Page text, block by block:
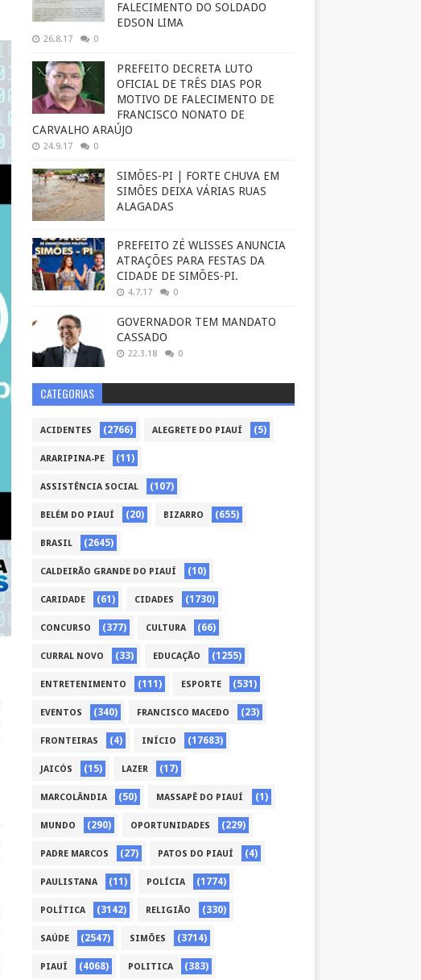
FALECIMENTO DO SOLDADO
EDSON LIMA
26.8.17 0
PREFEITO DECRETA LUTO
OFICIAL DE TRÊS DIAS POR
MOTIVO DE FALECIMENTO DE
FRANCISCO NONATO DE
CARVALHO ARAÚJO
24.9.17 0
SIMÕES-PI | FORTE CHUVA EM
SIMÕES DEIXA VÁRIAS RUAS
ALAGADAS
PREFEITO ZÉ WLISSES ANUNCIA
ATRAÇÕES PARA FESTAS DA
CIDADE DE SIMÕES-PI.
4.7.17 0
GOVERNADOR TEM MANDATO
CASSADO
22.3.18 0
CATEGORIAS
ACIDENTES (2766) ALEGRETE DO PIAUÍ (5)
ARARIPINA-PE (11)
ASSISTÊNCIA SOCIAL (107)
BELÉM DO PIAUÍ (20) BIZARRO (655)
BRASIL (2645)
CALDEIRÃO GRANDE DO PIAUÍ (10)
CARIDADE (61) CIDADES (1730)
CONCURSO (377) CULTURA (66)
CURRAL NOVO (33) EDUCAÇÃO (1255)
ENTRETENIMENTO (111) ESPORTE (531)
EVENTOS (340) FRANCISCO MACEDO (23)
FRONTEIRAS (4) INÍCIO (17683)
JAICÓS (15) LAZER (17)
MARCOLÂNDIA (50) MASSAPÊ DO PIAUÍ (1)
MUNDO (290) OPORTUNIDADES (229)
PADRE MARCOS (27) PATOS DO PIAUÍ (4)
PAULISTANA (11) POLÍCIA (1774)
POLÍTICA (3142) RELIGIÃO (330)
SAÚDE (2547) SIMÕES (3714)
PIAUÍ (4068) POLITICA (383)